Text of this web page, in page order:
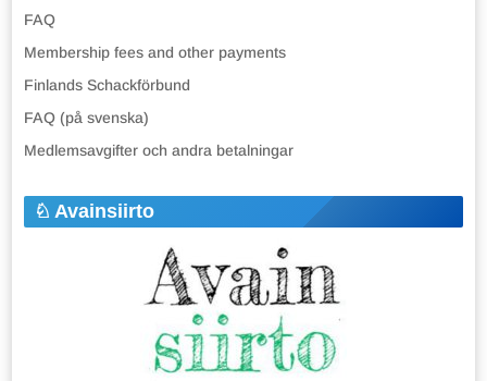
FAQ
Membership fees and other payments
Finlands Schackförbund
FAQ (på svenska)
Medlemsavgifter och andra betalningar
Avainsiirto